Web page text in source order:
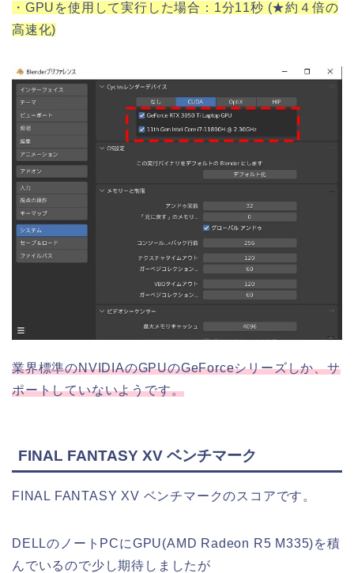
・GPUを使用して実行した場合：1分11秒 (★約４倍の
高速化)
業界標準のNVIDIAのGPUのGeForceシリーズしか、サ
ポートしていないようです。
FINAL FANTASY XV ベンチマーク
FINAL FANTASY XV ベンチマークのスコアです。
DELLのノートPCにGPU(AMD Radeon R5 M335)を積
んでいるので少し期待しましたが